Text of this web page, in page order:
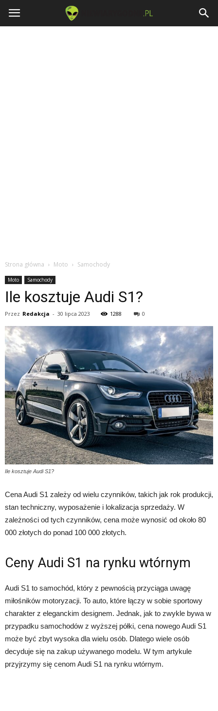
Niewiarygodne.pl
Strona główna Moto Samochody
Moto Samochody
Ile kosztuje Audi S1?
Przez Redakcja - 30 lipca 2023 1288 0
Ile kosztuje Audi S1?
Cena Audi S1 zależy od wielu czynników, takich jak rok produkcji,
stan techniczny, wyposażenie i lokalizacja sprzedaży. W
zależności od tych czynników, cena może wynosić od około 80
000 złotych do ponad 100 000 złotych.
Ceny Audi S1 na rynku wtórnym
Audi S1 to samochód, który z pewnością przyciąga uwagę
miłośników motoryzacji. To auto, które łączy w sobie sportowy
charakter z eleganckim designem. Jednak, jak to zwykle bywa w
przypadku samochodów z wyższej półki, cena nowego Audi S1
może być zbyt wysoka dla wielu osób. Dlatego wiele osób
decyduje się na zakup używanego modelu. W tym artykule
przyjrzymy się cenom Audi S1 na rynku wtórnym.